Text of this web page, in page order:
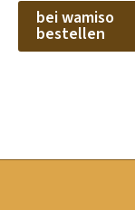
bei wamiso
bestellen